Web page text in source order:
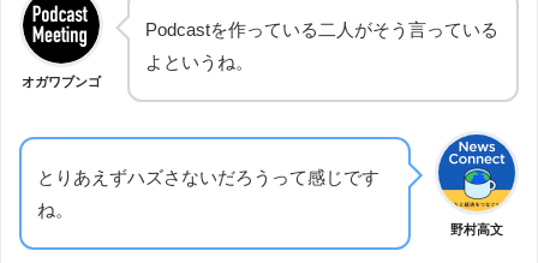
オガワブンゴ
Podcastを作っている二人がそう言っている
よというね。
野村高文
とりあえずハズさないだろうって感じです
ね。